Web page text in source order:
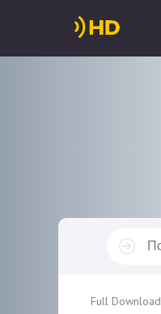
Full Download